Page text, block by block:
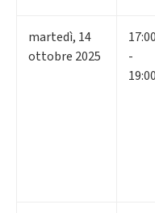
martedì, 14
ottobre 2025
17:00
-
19:00